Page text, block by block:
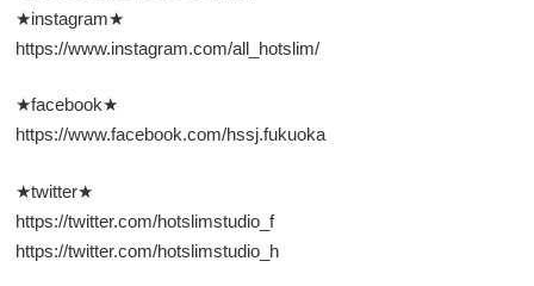
★instagram★
https://www.instagram.com/all_hotslim/
★facebook★
https://www.facebook.com/hssj.fukuoka
★twitter★
https://twitter.com/hotslimstudio_f
https://twitter.com/hotslimstudio_h